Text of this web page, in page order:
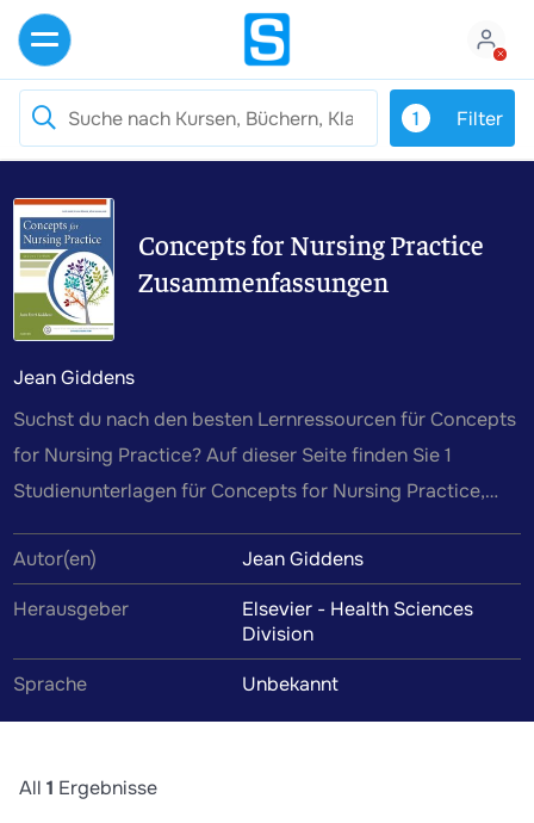
Concepts for Nursing Practice
Zusammenfassungen
Jean Giddens
Suchst du nach den besten Lernressourcen für Concepts
for Nursing Practice? Auf dieser Seite finden Sie 1
Studienunterlagen für Concepts for Nursing Practice,
Autor(en)
Jean Giddens
Herausgeber
Elsevier - Health Sciences
Division
Sprache
Unbekannt
1 Filter
All 1 Ergebnisse